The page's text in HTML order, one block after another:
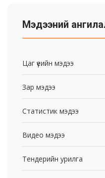
Мэдээний
Цаг үеийн мэдээ
Зар мэдээ
Статистик мэдээ
Видео мэдээ
Тендерийн урилга